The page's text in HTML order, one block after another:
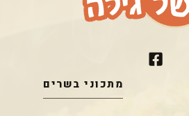
מתכוני בשרים